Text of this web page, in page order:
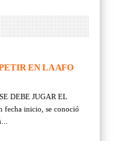
EN LA AFO
DEBE JUGAR EL
fecha inicio, se conoció